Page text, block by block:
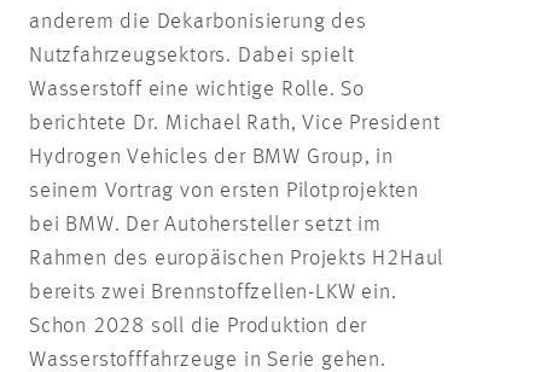
anderem die Dekarbonisierung des
Nutzfahrzeugsektors. Dabei spielt
Wasserstoff eine wichtige Rolle. So
berichtete Dr. Michael Rath, Vice President
Hydrogen Vehicles der BMW Group, in
seinem Vortrag von ersten Pilotprojekten
bei BMW. Der Autohersteller setzt im
Rahmen des europäischen Projekts H2Haul
bereits zwei Brennstoffzellen-LKW ein.
Schon 2028 soll die Produktion der
Wasserstofffahrzeuge in Serie gehen.